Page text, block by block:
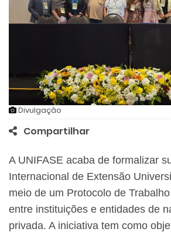
Divulgação
Compartilhar
A UNIFASE acaba de formalizar
Internacional de Extensão
meio de um Protocolo de
entre instituições e entidades de
privada. A iniciativa tem como